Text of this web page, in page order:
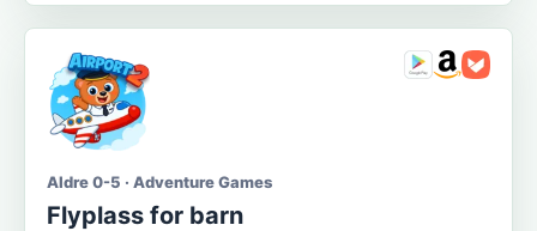
Aldre 0-5 · Adventure Games
Flyplass for barn